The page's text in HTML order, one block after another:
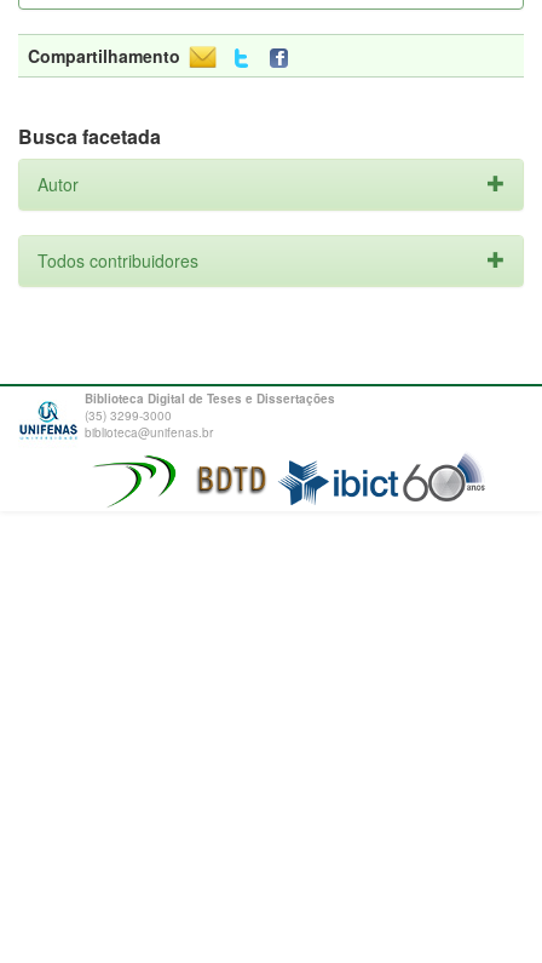
Compartilhamento
Busca facetada
Autor
Todos contribuidores
Biblioteca Digital de Teses e Dissertações
(35) 3299-3000
biblioteca@unifenas.br